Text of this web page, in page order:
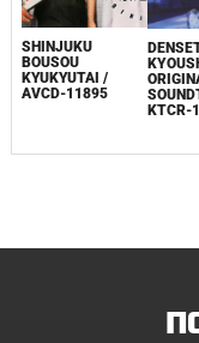
SHINJUKU
BOUSOU
KYUKYUTAI /
AVCD-11895
KTCR-